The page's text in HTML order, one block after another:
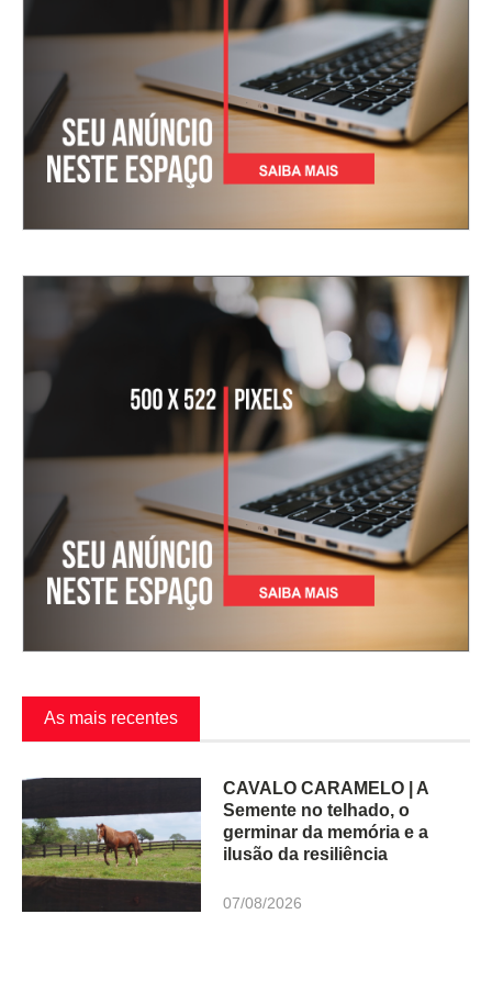
As mais recentes
CAVALO CARAMELO | A
Semente no telhado, o
germinar da memória e a
ilusão da resiliência
07/08/2026